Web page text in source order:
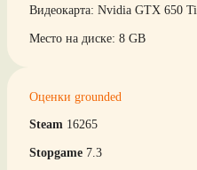
Видеокарта: Nvidia GTX 650 Ti
Место на диске: 8 GB
Оценки grounded
Steam 16265
Stopgame 7.3